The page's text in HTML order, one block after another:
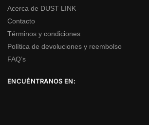
Acerca de DUST LINK
Contacto
Términos y condiciones
Política de devoluciones y reembolso
FAQ’s
ENCUÉNTRANOS EN: